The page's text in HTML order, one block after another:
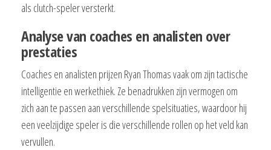
als clutch-speler versterkt.
Analyse van coaches en analisten over
prestaties
Coaches en analisten prijzen Ryan Thomas vaak om zijn tactische
intelligentie en werkethiek. Ze benadrukken zijn vermogen om
zich aan te passen aan verschillende spelsituaties, waardoor hij
een veelzijdige speler is die verschillende rollen op het veld kan
vervullen.